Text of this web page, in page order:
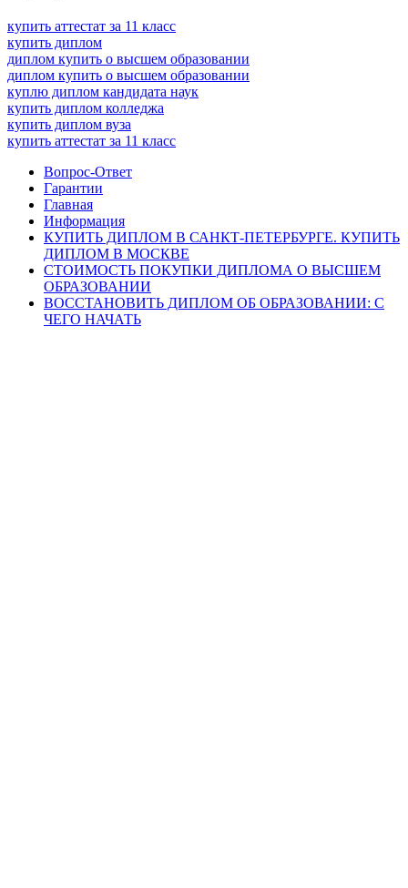
купить аттестат за 11 класс
купить диплом
диплом купить о высшем образовании
диплом купить о высшем образовании
куплю диплом кандидата наук
купить диплом колледжа
купить диплом вуза
купить аттестат за 11 класс
Вопрос-Ответ
Гарантии
Главная
Информация
КУПИТЬ ДИПЛОМ В САНКТ-ПЕТЕРБУРГЕ. КУПИТЬ
ДИПЛОМ В МОСКВЕ
СТОИМОСТЬ ПОКУПКИ ДИПЛОМА О ВЫСШЕМ
ОБРАЗОВАНИИ
ВОССТАНОВИТЬ ДИПЛОМ ОБ ОБРАЗОВАНИИ: С
ЧЕГО НАЧАТЬ